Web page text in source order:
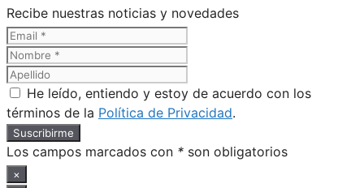
Recibe nuestras noticias y novedades
He leído, entiendo y estoy de acuerdo con los
términos de la Política de Privacidad.
Los campos marcados con * son obligatorios
×